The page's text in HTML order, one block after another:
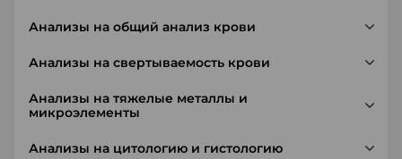
Анализы на общий анализ крови
Анализы на свертываемость крови
Анализы на тяжелые металлы и
микроэлементы
Анализы на цитологию и гистологию